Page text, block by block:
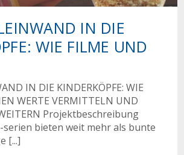
IN DIE
WIE FILME UND
IN DIE KINDERKÖPFE: WIE
WERTE VERMITTELN UND
Projektbeschreibung
serien bieten weit mehr als bunte
[...]